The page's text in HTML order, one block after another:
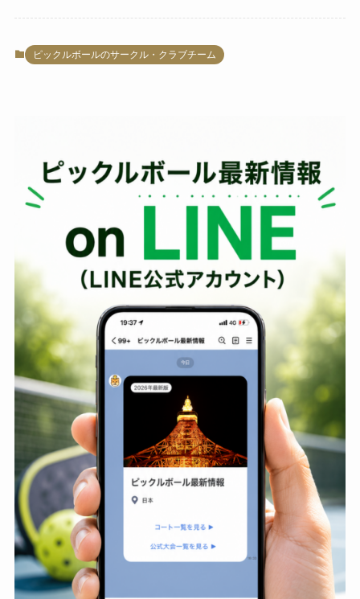
ピックルボールのサークル・クラブチーム